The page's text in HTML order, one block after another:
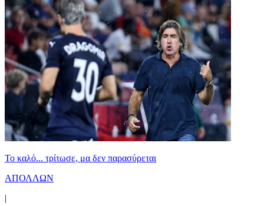
Το καλό... τρίτωσε, μα δεν παρασύρεται
ΑΠΟΛΛΩΝ
|